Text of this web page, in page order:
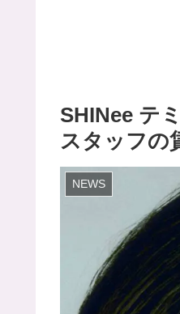
SHINee テ
スタッフの
NEWS